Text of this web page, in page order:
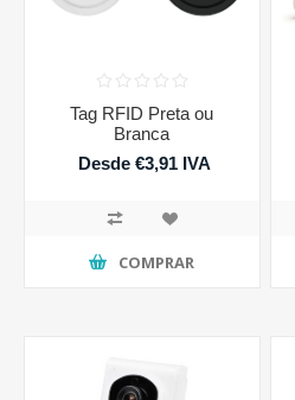
Tag RFID Preta ou
Branca
Desde €3,91 IVA
COMPRAR